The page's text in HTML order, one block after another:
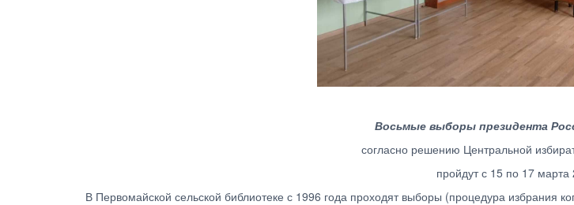
Восьмые выборы президента
согласно решению Центральной
пройдут с 15 по 17 марта
В Первомайской сельской библиотеке с 1996 года проходят выборы (процедура избрания